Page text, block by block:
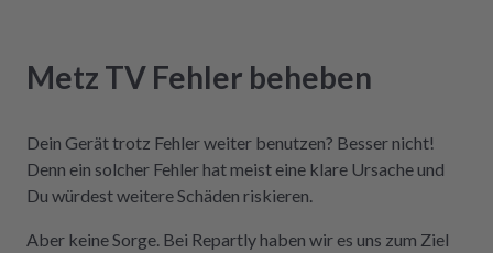
Metz TV Fehler beheben
Dein Gerät trotz Fehler weiter benutzen? Besser nicht!
Denn ein solcher Fehler hat meist eine klare Ursache und
Du würdest weitere Schäden riskieren.
Aber keine Sorge. Bei Repartly haben wir es uns zum Ziel